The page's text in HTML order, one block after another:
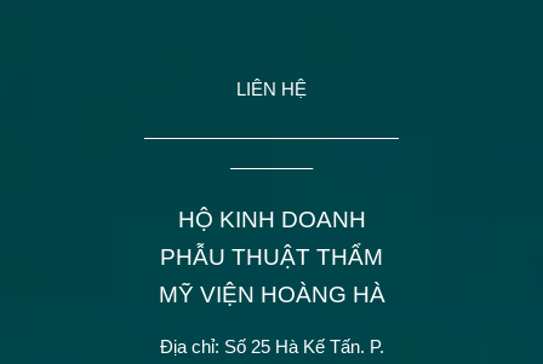
LIÊN HỆ
——————————————
————–
HỘ KINH DOANH
PHẪU THUẬT THẨM
MỸ VIỆN HOÀNG HÀ
Địa chỉ: Số 25 Hà Kế Tấn. P.